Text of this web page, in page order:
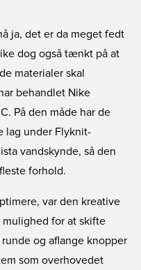
ja, det er da meget fedt
dog også tænkt på at
materialer skal
behandlet Nike
På den måde har de
lag under Flyknit-
vandskynde, så den
forhold.
var den kreative
for at skifte
og aflange knopper
som overhovedet